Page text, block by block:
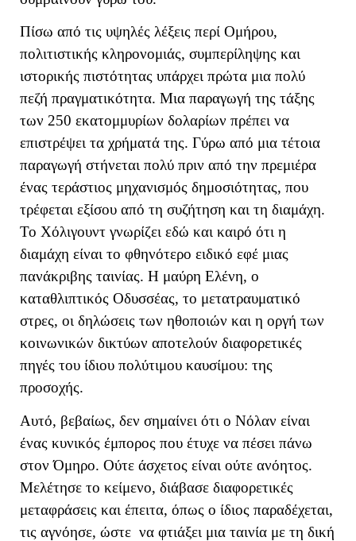
Πίσω από τις υψηλές λέξεις περί Ομήρου,
πολιτιστικής κληρονομιάς, συμπερίληψης και
ιστορικής πιστότητας υπάρχει πρώτα μια πολύ
πεζή πραγματικότητα. Μια παραγωγή της τάξης
των 250 εκατομμυρίων δολαρίων πρέπει να
επιστρέψει τα χρήματά της. Γύρω από μια τέτοια
παραγωγή στήνεται πολύ πριν από την πρεμιέρα
ένας τεράστιος μηχανισμός δημοσιότητας, που
τρέφεται εξίσου από τη συζήτηση και τη διαμάχη.
Το Χόλιγουντ γνωρίζει εδώ και καιρό ότι η
διαμάχη είναι το φθηνότερο ειδικό εφέ μιας
πανάκριβης ταινίας. Η μαύρη Ελένη, ο
καταθλιπτικός Οδυσσέας, το μετατραυματικό
στρες, οι δηλώσεις των ηθοποιών και η οργή των
κοινωνικών δικτύων αποτελούν διαφορετικές
πηγές του ίδιου πολύτιμου καυσίμου: της
προσοχής.
Αυτό, βεβαίως, δεν σημαίνει ότι ο Νόλαν είναι
ένας κυνικός έμπορος που έτυχε να πέσει πάνω
στον Όμηρο. Ούτε άσχετος είναι ούτε ανόητος.
Μελέτησε το κείμενο, διάβασε διαφορετικές
μεταφράσεις και έπειτα, όπως ο ίδιος παραδέχεται,
τις αγνόησε, ώστε να φτιάξει μια ταινία με τη δική